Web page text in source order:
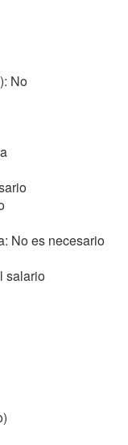
No
No es necesario
salario